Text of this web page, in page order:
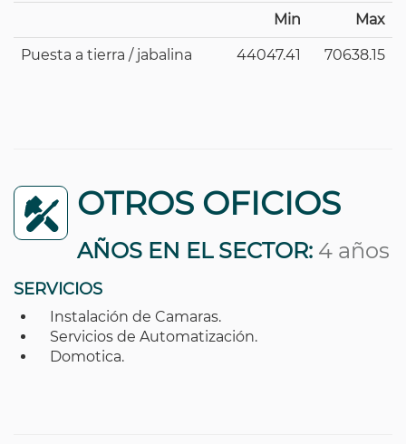
Min Max
Puesta a tierra / jabalina 44047.41 70638.15
OTROS OFICIOS
AÑOS EN EL SECTOR: 4 años
SERVICIOS
Instalación de Camaras.
Servicios de Automatización.
Domotica.